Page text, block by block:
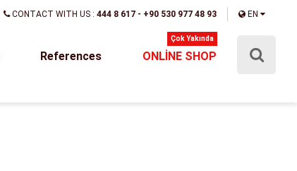
CONTACT WITH US : 444 8 617 - +90 530 977 48 93 EN
References ONLİNE SHOP